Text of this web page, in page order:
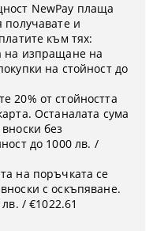
NewPay плаща
получавате и
към тях:
на изпращане на
на стойност до
20% от стойността
Останалата сума
без
до 1000 лв. /
на поръчката се
с оскъпяване.
/ €1022.61